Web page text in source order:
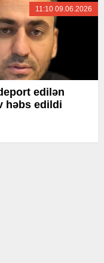
11:10 09.06.2026
edilən
həbs edildi